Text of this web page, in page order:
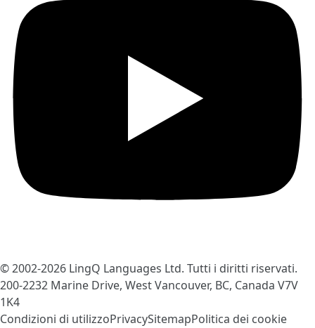
© 2002-2026 LingQ Languages Ltd. Tutti i diritti riservati.
200-2232 Marine Drive, West Vancouver, BC, Canada V7V
1K4
Condizioni di utilizzoPrivacySitemapPolitica dei cookie